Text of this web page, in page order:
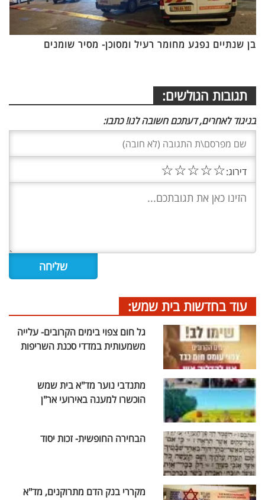
בן שנתיים נפגע מחומר רעיל ומסוכן- מסיר שומנים
תגובות הגולשים:
בניגוד לאחרים, דעתכם חשובה לנו! כתבו:
דירוג:☆
☆
☆
☆
☆
עוד בחדשות בית שמש:
גל חום צפוי בימים הקרובים- עלייה
משמעותית במדדי סכנת השריפות
מתנדבי נוער מד"א בית שמש
הוכשרו למענה באירועי אר"ן
הבחירה החופשית- זכות יסוד
מקררי בנק הדם מתרוקנים, מד"א